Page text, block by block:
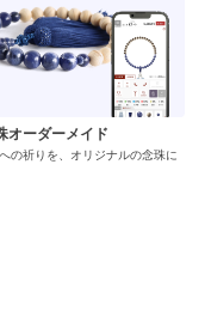
オーダーメイド
の祈りを、オリジナルの念珠に